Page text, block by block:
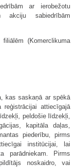
ar ierobežotu
akciju sabiedrībām
(Komerclikuma
kas saskaņā ar spēkā
reģistrācijai attiecīgajā
peldošie līdzekļi,
kapitāla daļas,
piederību, pirms
institūcijai, lai
parādniekam. Pirms
noskaidro, vai